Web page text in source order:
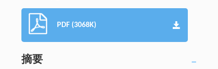
PDF (3068K)
摘要